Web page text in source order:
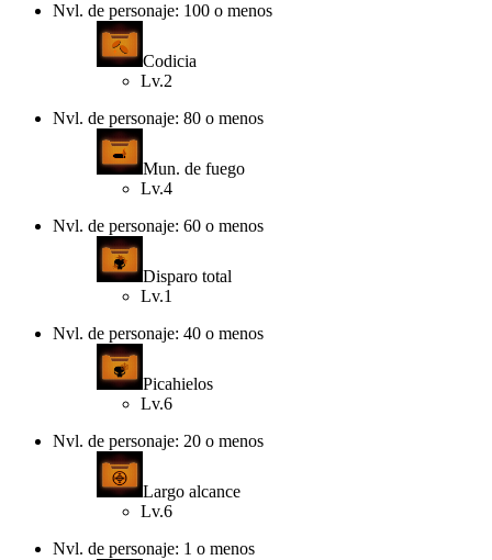
Nvl. de personaje: 100 o menos
Codicia
Lv.2
Nvl. de personaje: 80 o menos
Mun. de fuego
Lv.4
Nvl. de personaje: 60 o menos
Disparo total
Lv.1
Nvl. de personaje: 40 o menos
Picahielos
Lv.6
Nvl. de personaje: 20 o menos
Largo alcance
Lv.6
Nvl. de personaje: 1 o menos